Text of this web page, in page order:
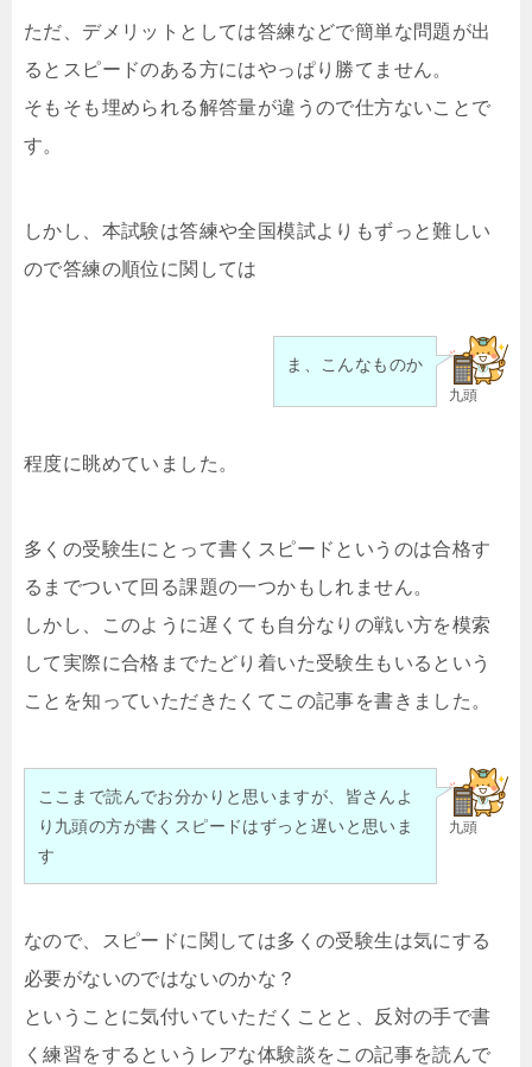
ただ、デメリットとしては答練などで簡単な問題が出
るとスピードのある方にはやっぱり勝てません。
そもそも埋められる解答量が違うので仕方ないことで
す。
しかし、本試験は答練や全国模試よりもずっと難しい
ので答練の順位に関しては
九頭
ま、こんなものか
程度に眺めていました。
多くの受験生にとって書くスピードというのは合格す
るまでついて回る課題の一つかもしれません。
しかし、このように遅くても自分なりの戦い方を模索
して実際に合格までたどり着いた受験生もいるという
ことを知っていただきたくてこの記事を書きました。
九頭
ここまで読んでお分かりと思いますが、皆さんよ
り九頭の方が書くスピードはずっと遅いと思いま
す
なので、スピードに関しては多くの受験生は気にする
必要がないのではないのかな？
ということに気付いていただくことと、反対の手で書
く練習をするというレアな体験談をこの記事を読んで